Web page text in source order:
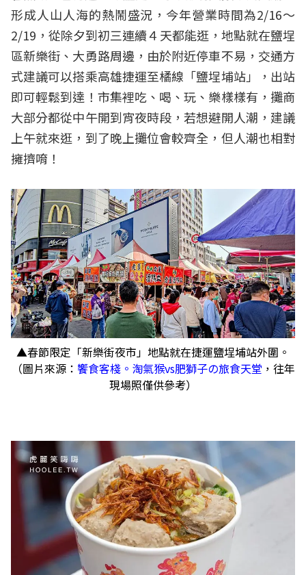
形成人山人海的熱鬧盛況，今年營業時間為2/16～
2/19，從除夕到初三連續４天都能逛，地點就在鹽埕
區新樂街、大勇路周邊，由於附近停車不易，交通方
式建議可以搭乘高雄捷運至橘線「鹽埕埔站」，出站
即可輕鬆到達！市集裡吃、喝、玩、樂樣樣有，攤商
大部分都從中午開到宵夜時段，若想避開人潮，建議
上午就來逛，到了晚上攤位會較齊全，但人潮也相對
擁擠唷！
▲春節限定「新樂街夜市」地點就在捷運鹽埕埔站外圍。
（圖片來源： 饗食客棧。淘氣猴vs肥獅子の旅食天堂 ，往年
現場照僅供參考）